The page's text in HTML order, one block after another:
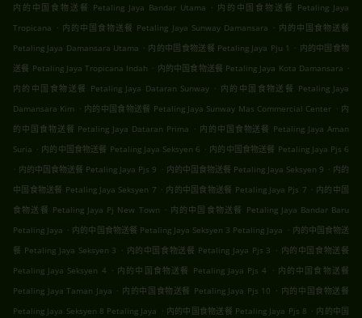
内的中国食物送餐 Petaling Jaya Bandar Utama . 内的中国食物送餐 Petaling Jaya
Tropicana . 内的中国食物送餐 Petaling Jaya Sunway Damansara . 内的中国食物送餐
Petaling Jaya Damansara Utama . 内的中国食物送餐 Petaling Jaya Pju 1 . 内的中国食物
送餐 Petaling Jaya Tropicana Indah . 内的中国食物送餐 Petaling Jaya Kota Damansara .
内的中国食物送餐 Petaling Jaya Dataran Sunway . 内的中国食物送餐 Petaling Jaya
Damansara Kim . 内的中国食物送餐 Petaling Jaya Sunway Mas Commercial Center . 内
的中国食物送餐 Petaling Jaya Dataran Prima . 内的中国食物送餐 Petaling Jaya Aman
Suria . 内的中国食物送餐 Petaling Jaya Seksyen 6 . 内的中国食物送餐 Petaling Jaya Pjs 6
. 内的中国食物送餐 Petaling Jaya Pjs 9 . 内的中国食物送餐 Petaling Jaya Seksyen 9 . 内的
中国食物送餐 Petaling Jaya Seksyen 7 . 内的中国食物送餐 Petaling Jaya Pjs 7 . 内的中国
食物送餐 Petaling Jaya Pj New Town . 内的中国食物送餐 Petaling Jaya Bandar Baru
Petaling Jaya . 内的中国食物送餐 Petaling Jaya Seksyen 3 Petaling Jaya . 内的中国食物送
餐 Petaling Jaya Seksyen 3 . 内的中国食物送餐 Petaling Jaya Pjs 3 . 内的中国食物送餐
Petaling Jaya Seksyen 4 . 内的中国食物送餐 Petaling Jaya Pjs 4 . 内的中国食物送餐
Petaling Jaya Taman Jaya . 内的中国食物送餐 Petaling Jaya Pjs 10 . 内的中国食物送餐
Petaling Jaya Seksyen 8 Petaling Jaya . 内的中国食物送餐 Petaling Jaya Pjs 8 . 内的中国